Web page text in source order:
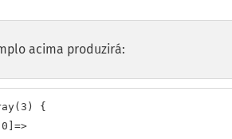
acima produzirá:
{